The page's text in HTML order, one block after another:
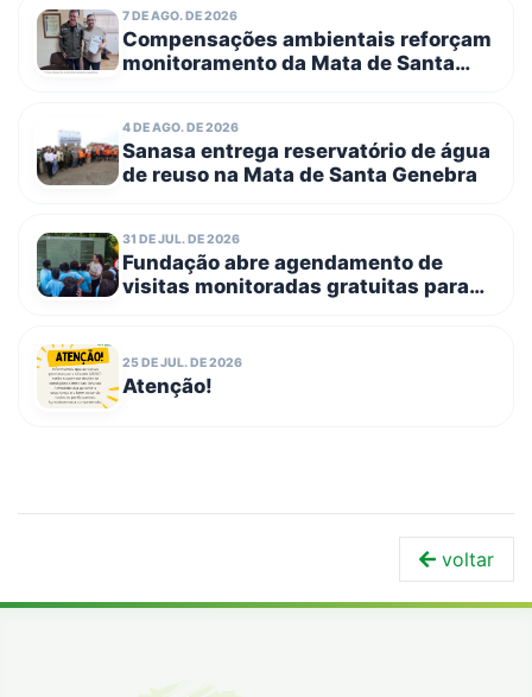
7 DE AGO. DE 2026
Compensações ambientais reforçam
monitoramento da Mata de Santa
4 DE AGO. DE 2026
Sanasa entrega reservatório de água
de reuso na Mata de Santa Genebra
31 DE JUL. DE 2026
Fundação abre agendamento de
visitas monitoradas gratuitas para
25 DE JUL. DE 2026
Atenção!
voltar